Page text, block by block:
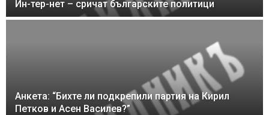
Ин-тер-нет – сричат българските политици
Анкета: “Бихте ли подкрепили партия на Кирил
Петков и Асен Василев?”